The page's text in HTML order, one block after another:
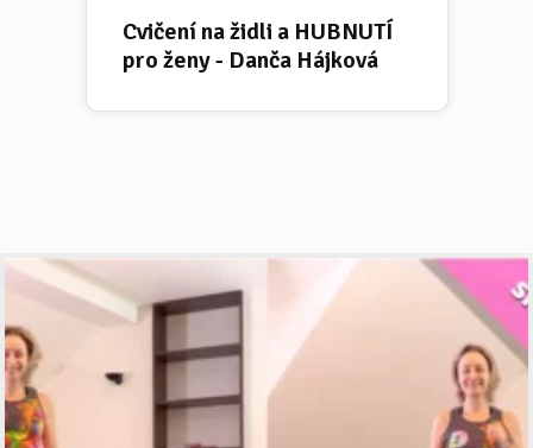
Cvičení na židli a HUBNUTÍ
pro ženy - Danča Hájková